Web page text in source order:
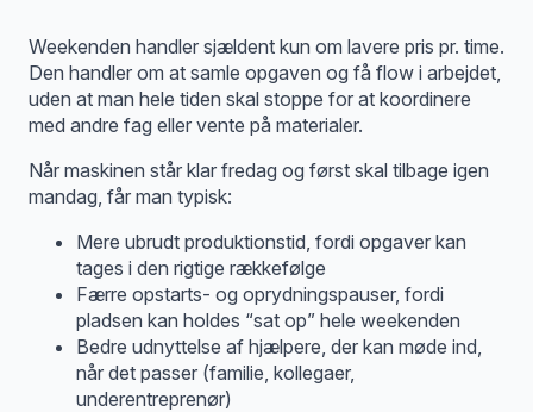
Weekenden handler sjældent kun om lavere pris pr. time.
Den handler om at samle opgaven og få flow i arbejdet,
uden at man hele tiden skal stoppe for at koordinere
med andre fag eller vente på materialer.
Når maskinen står klar fredag og først skal tilbage igen
mandag, får man typisk:
Mere ubrudt produktionstid, fordi opgaver kan
tages i den rigtige rækkefølge
Færre opstarts- og oprydningspauser, fordi
pladsen kan holdes “sat op” hele weekenden
Bedre udnyttelse af hjælpere, der kan møde ind,
når det passer (familie, kollegaer,
underentreprenør)